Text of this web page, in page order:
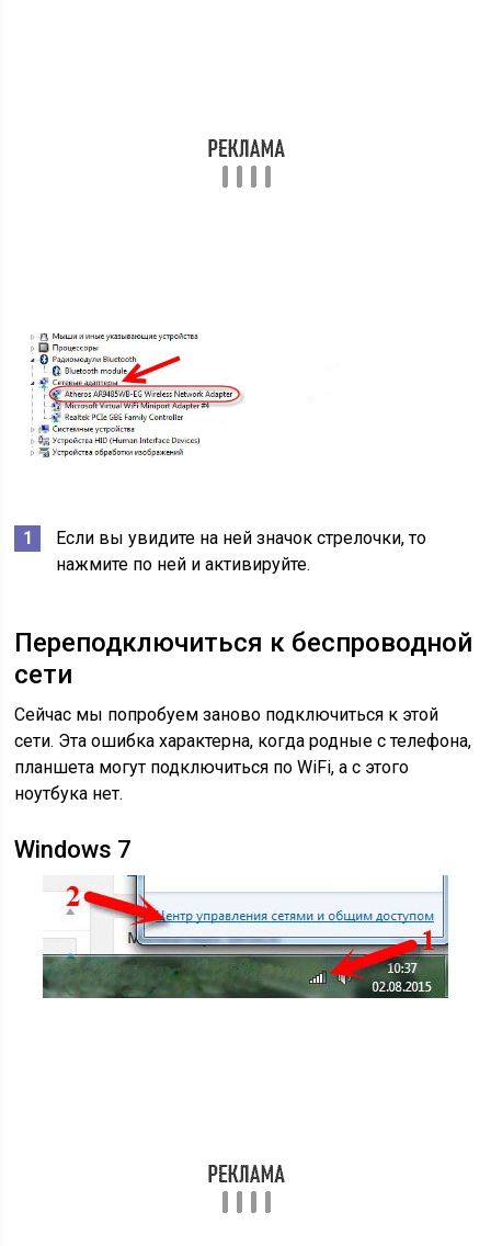
Если вы увидите на ней значок стрелочки, то
нажмите по ней и активируйте.
Переподключиться к беспроводной
сети
Сейчас мы попробуем заново подключиться к этой
сети. Эта ошибка характерна, когда родные с телефона,
планшета могут подключиться по WiFi, а с этого
ноутбука нет.
Windows 7